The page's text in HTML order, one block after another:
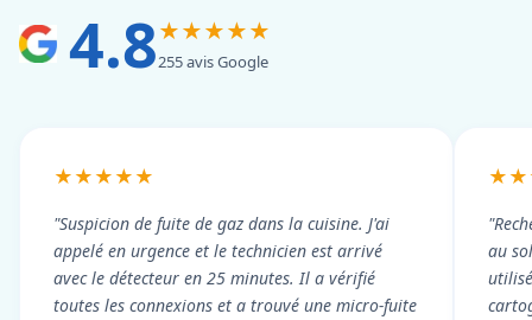
4.8★★★★★
255 avis Google
★★★★★
"Suspicion de fuite de gaz dans la cuisine. J'ai
appelé en urgence et le technicien est arrivé
avec le détecteur en 25 minutes. Il a vérifié
toutes les connexions et a trouvé une micro-fuite
au